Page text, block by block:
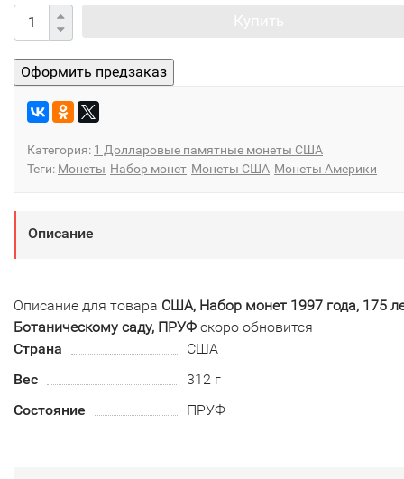
Категория: 1 Долларовые памятные монеты США
Теги: Монеты Набор монет Монеты США Монеты Америки
Описание
Описание для товара США, Набор монет 1997 года, 175
Ботаническому саду, ПРУФ скоро обновится
Страна
США
Вес
312 г
Состояние
ПРУФ